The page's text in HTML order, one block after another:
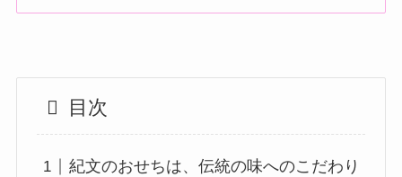
目次
紀文のおせちは、伝統の味へのこだわり